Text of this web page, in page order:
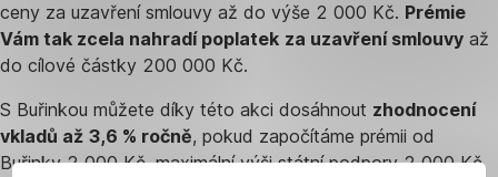
ceny za uzavření smlouvy až do výše 2 000 Kč. Prémie
Vám tak zcela nahradí poplatek za uzavření smlouvy až
do cílové částky 200 000 Kč.
S Buřinkou můžete díky této akci dosáhnout zhodnocení
vkladů až 3,6 % ročně, pokud započítáme prémii od
Buřinky 2 000 Kč, maximální výši státní podpory 2 000 Kč